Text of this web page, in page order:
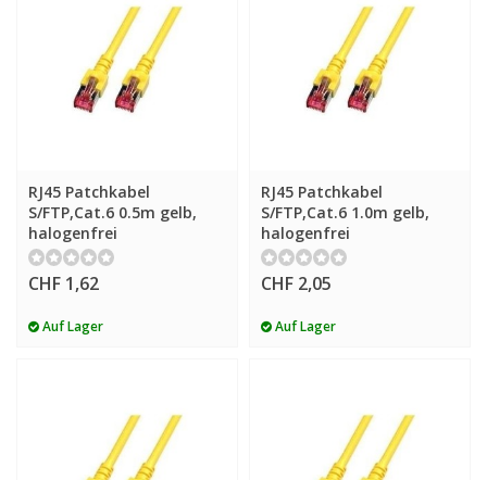
RJ45 Patchkabel
S/FTP,Cat.6 0.5m gelb,
halogenfrei
CHF 1,62
Auf Lager
RJ45 Patchkabel
S/FTP,Cat.6 1.0m gelb,
halogenfrei
CHF 2,05
Auf Lager